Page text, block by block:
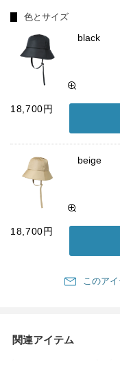
色とサイズ
black
18,700円
beige
18,700円
このア
関連アイテム